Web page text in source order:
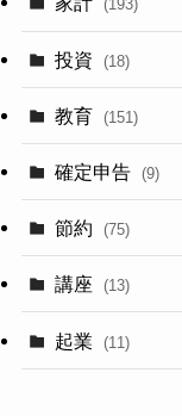
(193)
投資 (18)
教育 (151)
確定申告 (9)
節約 (75)
講座 (13)
起業 (11)